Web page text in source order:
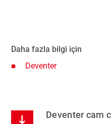
Daha fazla bilgi için
Deventer
Deventer cam